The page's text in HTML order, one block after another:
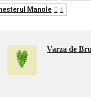
Manole 1
Varza de